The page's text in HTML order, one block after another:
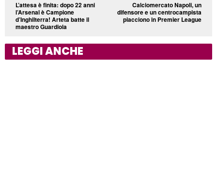
L’attesa è finita: dopo 22 anni
l’Arsenal è Campione
d’Inghilterra! Arteta batte il
maestro Guardiola
Calciomercato Napoli, un
difensore e un centrocampista
piacciono in Premier League
LEGGI ANCHE